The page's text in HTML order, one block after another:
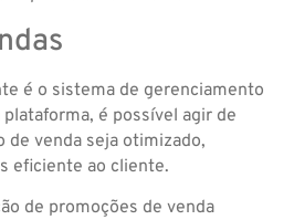
é o sistema de gerenciamento
é possível agir de
de venda seja otimizado,
eficiente ao cliente.
de promoções de venda